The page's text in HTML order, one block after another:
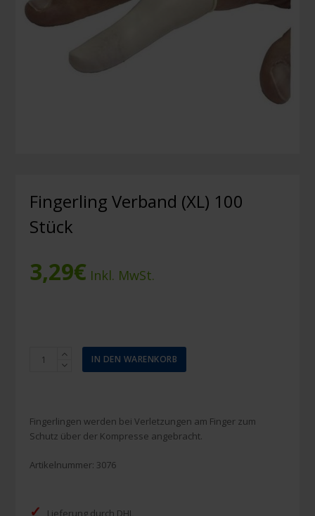
Fingerling Verband (XL) 100
Stück
3,29€ Inkl. MwSt.
Fingerling
Verband
Menge
IN DEN WARENKORB
Fingerlingen werden bei Verletzungen am Finger zum
Schutz über der Kompresse angebracht.
Artikelnummer: 3076
✓ Lieferung durch DHL